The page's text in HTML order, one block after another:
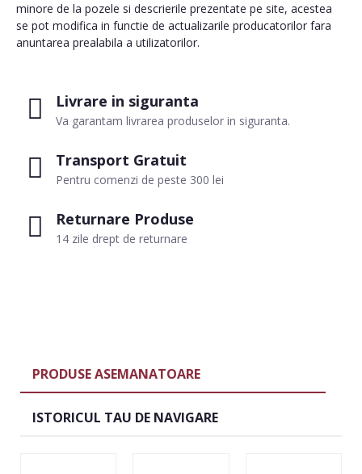
Livrare in siguranta
Va garantam livrarea produselor in siguranta.
Transport Gratuit
Pentru comenzi de peste 300 lei
Returnare Produse
14 zile drept de returnare
minore de la pozele si descrierile prezentate pe site, acestea
se pot modifica in functie de actualizarile producatorilor fara
anuntarea prealabila a utilizatorilor.
PRODUSE ASEMANATOARE
ISTORICUL TAU DE NAVIGARE